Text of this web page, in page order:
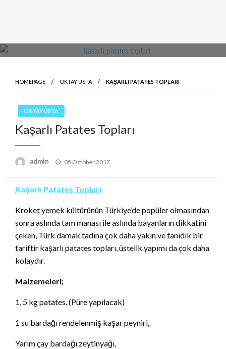
HOMEPAGE OKTAY USTA KAŞARLI PATATES TOPLARI
OKTAY USTA
Kaşarlı Patates Topları
admin
Posted
05 October 2017
Kaşarlı Patates Topları
Kroket yemek kültürünün Türkiye’de popüler olmasından
sonra aslında tam manası ile aslında bayanların dikkatini
çeken, Türk damak tadına çok daha yakın ve tanıdık bir
tariftir kaşarlı patates topları, üstelik yapımı da çok daha
kolaydır.
Malzemeleri;
1, 5 kg patates, (Püre yapılacak)
1 su bardağı rendelenmiş kaşar peyniri,
Yarım çay bardağı zeytinyağı,